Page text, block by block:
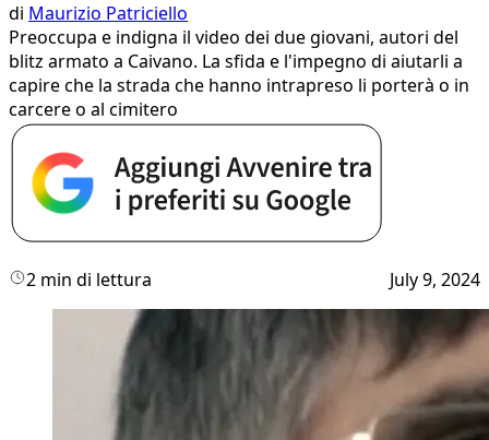
di Maurizio Patriciello
Preoccupa e indigna il video dei due giovani, autori del
blitz armato a Caivano. La sfida e l'impegno di aiutarli a
capire che la strada che hanno intrapreso li porterà o in
carcere o al cimitero
2 min di lettura July 9, 2024